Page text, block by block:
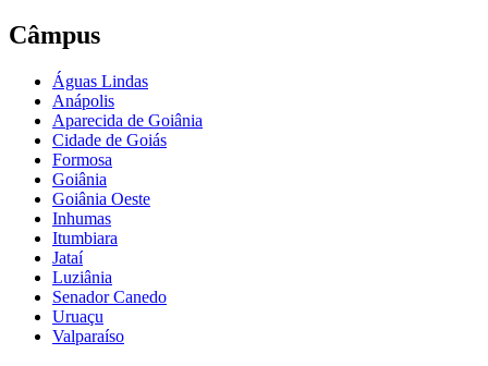
Câmpus
Águas Lindas
Anápolis
Aparecida de Goiânia
Cidade de Goiás
Formosa
Goiânia
Goiânia Oeste
Inhumas
Itumbiara
Jataí
Luziânia
Senador Canedo
Uruaçu
Valparaíso